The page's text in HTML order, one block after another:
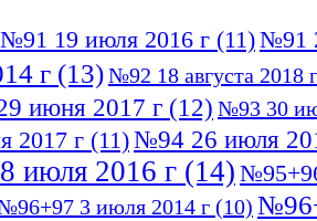
№91 19 июля 2016 г (11)№91
г (13)№92 18 августа 2018 г
июня 2017 г (12) №93 30
2017 г (11)№94 26 июля
июля 2016 г (14)
3 июля 2014 г (10)